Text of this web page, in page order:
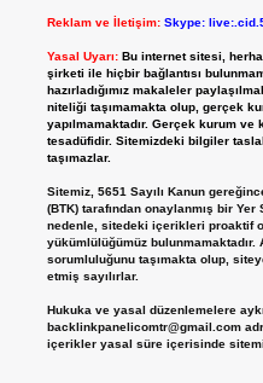
Reklam ve İletişim: Skype:
Yasal Uyarı: Bu internet sitesi,
şirketi ile hiçbir bağlantısı
hazırladığımız makaleler
niteliği taşımamakta olup, gerçek
yapılmamaktadır. Gerçek kurum
tesadüfidir. Sitemizdeki bilgiler
taşımazlar.
Sitemiz, 5651 Sayılı Kanun
(BTK) tarafından onaylanmış bir
nedenle, sitedeki içerikleri proaktif
yükümlülüğümüz
sorumluluğunu taşımakta olup,
etmiş sayılırlar.
Hukuka ve yasal düzenlemelere
backlinkpanelicomtr@gmail.com
içerikler yasal süre içerisinde